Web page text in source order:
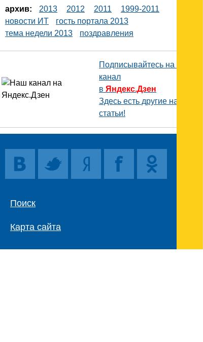
архив: 2013 2012 2011
1999-2011
новости ИТ
гость портала 2013
тема недели 2013
поздравления
Подписывайтесь на наш
канал
в Яндекс.Дзен
Здесь есть другие наши
статьи!
Поиск
Карта сайта